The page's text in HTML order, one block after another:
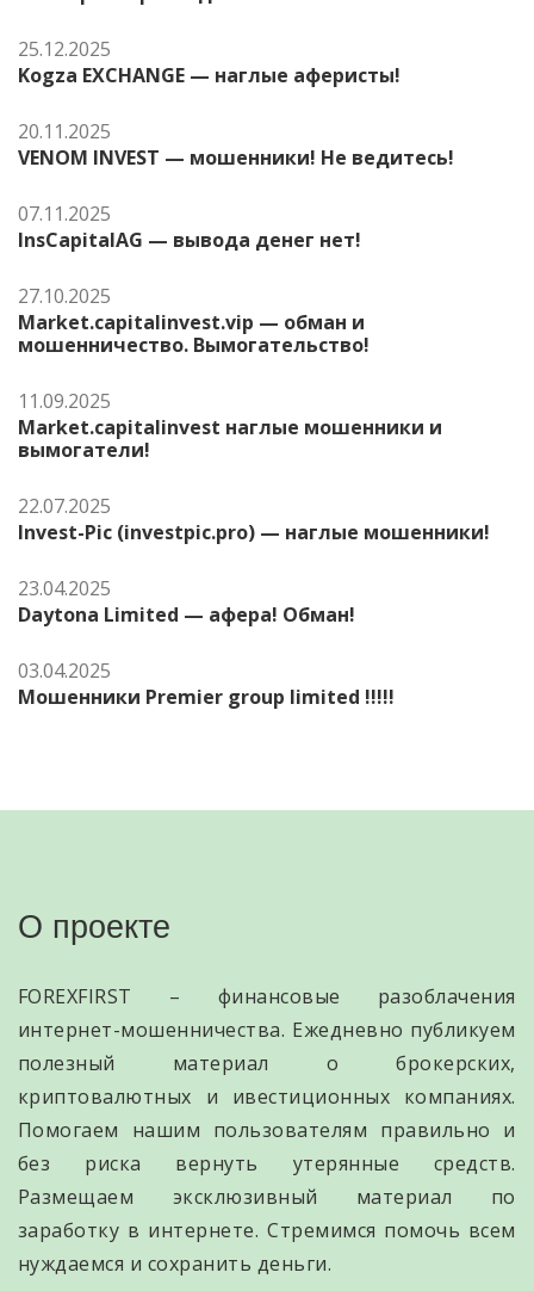
25.12.2025
Kogza EXCHANGE — наглые аферисты!
20.11.2025
VENOM INVEST — мошенники! Не ведитесь!
07.11.2025
InsCapitalAG — вывода денег нет!
27.10.2025
Market.capitalinvest.vip — обман и
мошенничество. Вымогательство!
11.09.2025
Market.capitalinvest наглые мошенники и
вымогатели!
22.07.2025
Invest-Pic (investpic.pro) — наглые мошенники!
23.04.2025
Daytona Limited — афера! Обман!
03.04.2025
Мошенники Premier group limited !!!!!
О проекте
FOREXFIRST – финансовые разоблачения
интернет-мошенничества. Ежедневно публикуем
полезный материал о брокерских,
криптовалютных и ивестиционных компаниях.
Помогаем нашим пользователям правильно и
без риска вернуть утерянные средств.
Размещаем эксклюзивный материал по
заработку в интернете. Стремимся помочь всем
нуждаемся и сохранить деньги.